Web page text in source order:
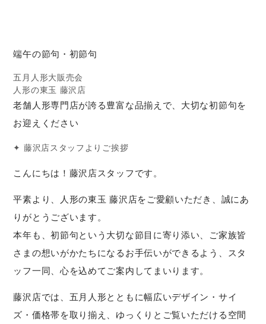
端午の節句・初節句
五月人形大販売会
人形の東玉 藤沢店
老舗人形専門店が誇る豊富な品揃えで、大切な初節句を
お迎えください
✦ 藤沢店スタッフよりご挨拶
こんにちは！藤沢店スタッフです。
平素より、人形の東玉 藤沢店をご愛顧いただき、誠にあ
りがとうございます。
本年も、初節句という大切な節目に寄り添い、ご家族皆
さまの想いがかたちになるお手伝いができるよう、スタ
ッフ一同、心を込めてご案内してまいります。
藤沢店では、五月人形とともに幅広いデザイン・サイ
ズ・価格帯を取り揃え、ゆっくりとご覧いただける空間